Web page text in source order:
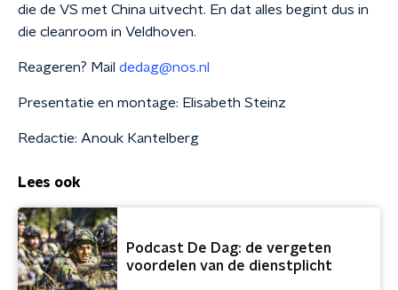
die de VS met China uitvecht. En dat alles begint dus in
die cleanroom in Veldhoven.
Reageren? Mail dedag@nos.nl
Presentatie en montage: Elisabeth Steinz
Redactie: Anouk Kantelberg
Lees ook
Podcast De Dag: de vergeten
voordelen van de dienstplicht